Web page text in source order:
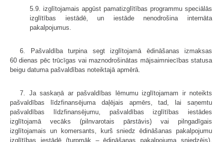
5.9. izglītojamais apgūst pamatizglītības programmu speciālās
izglītības iestādē, un iestāde nenodrošina internāta
pakalpojumus.
6. Pašvaldība turpina segt izglītojamā ēdināšanas izmaksas
60 dienas pēc trūcīgas vai maznodrošinātas mājsaimniecības statusa
beigu datuma pašvaldības noteiktajā apmērā.
7. Ja saskaņā ar pašvaldības lēmumu izglītojamam ir noteikts
pašvaldības līdzfinansējuma daļējais apmērs, tad, lai saņemtu
pašvaldības līdzfinansējumu, pašvaldības izglītības iestādes
izglītojamā vecāks (pilnvarotais pārstāvis) vai pilngadīgais
izglītojamais un komersants, kurš sniedz ēdināšanas pakalpojumu
izglītības iestādē (turpmāk – ēdināšanas pakalpojuma sniedzējs),